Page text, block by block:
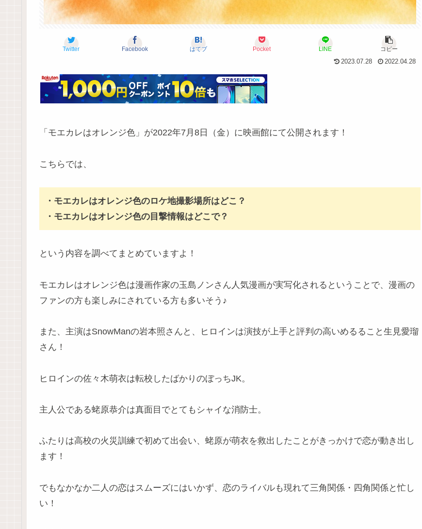
Twitter Facebook はてブ Pocket LINE
コピー
2023.07.28
2022.04.28
「モエカレはオレンジ色」が2022年7月8日（金）に映画館にて公開されます！
こちらでは、
・モエカレはオレンジ色のロケ地撮影場所はどこ？
・モエカレはオレンジ色の目撃情報はどこで？
という内容を調べてまとめていますよ！
モエカレはオレンジ色は漫画作家の玉島ノンさん人気漫画が実写化されるということで、漫画の
ファンの方も楽しみにされている方も多いそう♪
また、主演はSnowManの岩本照さんと、ヒロインは演技が上手と評判の高いめるること生見愛瑠
さん！
ヒロインの佐々木萌衣は転校したばかりのぼっちJK。
主人公である蛯原恭介は真面目でとてもシャイな消防士。
ふたりは高校の火災訓練で初めて出会い、蛯原が萌衣を救出したことがきっかけで恋が動き出し
ます！
でもなかなか二人の恋はスムーズにはいかず、恋のライバルも現れて三角関係・四角関係と忙し
い！